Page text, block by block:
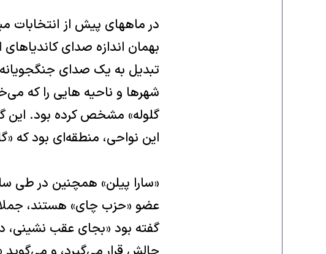
در ماههای پیش از انتخابات
بهمان اندازه صدای
تبدیل به یک صدای
شهرها و ناحیه هایی را که
گلوله» مشخص کرده بود. این
این نواحی، منطقه‌ای بود که «گابریل گیفوردز»
«سارا پیلن» همچنین در طی
عضو «حزب چای» هستند،
گفته بود «بجای عقب نشینی،